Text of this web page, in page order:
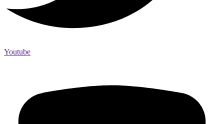
Youtube